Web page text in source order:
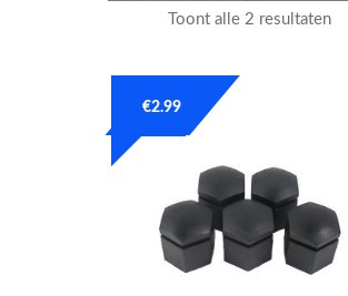
Tuning parts
OPC Line
Bedrijfswagen parts
Toont alle 2 resultaten
€2.99